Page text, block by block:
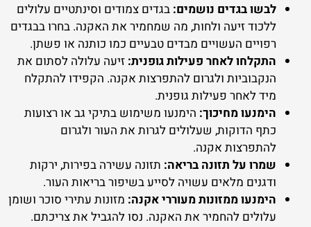
לבשו בגדים נושמים: בגדים צמודים וסינתטיים עלולים
ללכוד זיעה ולחות, מה שמחמיר את האקנה. בחרו בבגדים
רפויים העשויים מבדים טבעיים כמו כותנה או פשתן.
התקלחו לאחר פעילות גופנית: זיעה עלולה לסתום את
הנקבוביות ולגרום להתפרצות אקנה. הקפידו להתקלח
מיד לאחר פעילות גופנית.
הימנעו מחיכוך: הימנעו משימוש בתיקי גב או רצועות
כתף הדוקות, שעלולים לגרות את העור ולגרום
להתפרצות אקנה.
שמרו על תזונה בריאה: תזונה עשירה בפירות, ירקות
ודגנים מלאים עשויה לסייע בשיפור בריאות העור.
הימנעו ממזונות מעוררי אקנה: מזונות עתירי סוכר ושומן
עלולים להחמיר את האקנה. נסו להגביל את צריכתם.